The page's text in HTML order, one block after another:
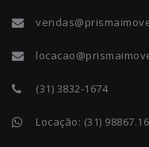
(31) 3832-1674
Locação: (31)